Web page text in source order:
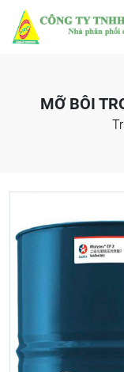
MỠ BÔI